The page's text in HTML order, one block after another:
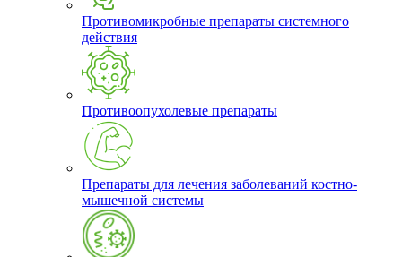
Противомикробные препараты системного
действия
Противоопухолевые препараты
Препараты для лечения заболеваний костно-
мышечной системы